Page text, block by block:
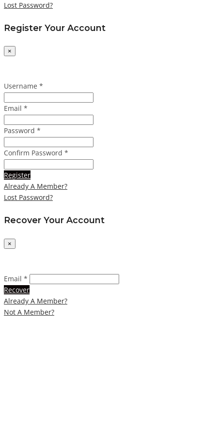
Lost Password?
Register Your Account
×
Username *
Email *
Password *
Confirm Password *
Register
Already A Member?
Lost Password?
Recover Your Account
×
Email *
Recover
Already A Member?
Not A Member?